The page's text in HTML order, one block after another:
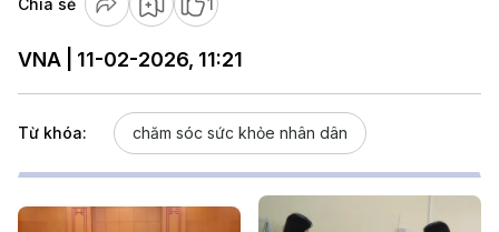
Chia sẻ 1
VNA | 11-02-2026, 11:21
Từ khóa: chăm sóc sức khỏe nhân dân